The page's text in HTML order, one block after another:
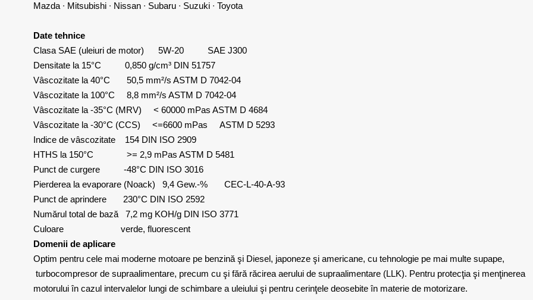
Mazda ∙ Mitsubishi ∙ Nissan ∙ Subaru ∙ Suzuki ∙ Toyota
Date tehnice
Clasa SAE (uleiuri de motor) 5W-20 SAE J300
Densitate la 15°C 0,850 g/cm³ DIN 51757
Vâscozitate la 40°C 50,5 mm²/s ASTM D 7042-04
Vâscozitate la 100°C 8,8 mm²/s ASTM D 7042-04
Vâscozitate la -35°C (MRV) < 60000 mPas ASTM D 4684
Vâscozitate la -30°C (CCS) <=6600 mPas ASTM D 5293
Indice de vâscozitate 154 DIN ISO 2909
HTHS la 150°C >= 2,9 mPas ASTM D 5481
Punct de curgere -48°C DIN ISO 3016
Pierderea la evaporare (Noack) 9,4 Gew.-% CEC-L-40-A-93
Punct de aprindere 230°C DIN ISO 2592
Numărul total de bază 7,2 mg KOH/g DIN ISO 3771
Culoare verde, fluorescent
Domenii de aplicare
Optim pentru cele mai moderne motoare pe benzină şi Diesel, japoneze şi americane, cu tehnologie pe mai multe supape,
turbocompresor de supraalimentare, precum cu şi fără răcirea aerului de supraalimentare (LLK). Pentru protecţia şi menţinerea
motorului în cazul intervalelor lungi de schimbare a uleiului şi pentru cerinţele deosebite în materie de motorizare.